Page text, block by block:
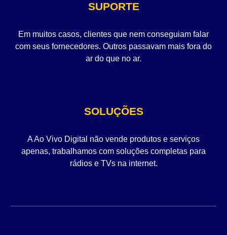
SUPORTE
Em muitos casos, clientes que nem conseguiam falar
com seus fornecedores. Outros passavam mais fora do
ar do que no ar.
SOLUÇÕES
A Ao Vivo Digital não vende produtos e serviços
apenas, trabalhamos com soluções completas para
rádios e TVs na internet.